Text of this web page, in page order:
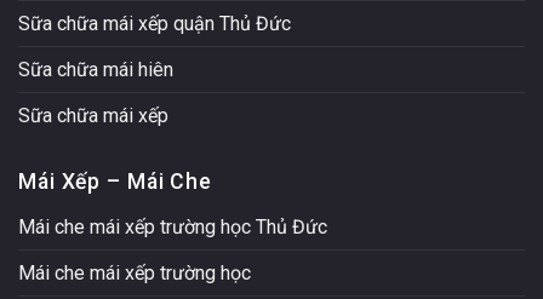
Sữa chữa mái xếp quận Thủ Đức
Sữa chữa mái hiên
Sữa chữa mái xếp
Mái Xếp – Mái Che
Mái che mái xếp trường học Thủ Đức
Mái che mái xếp trường học